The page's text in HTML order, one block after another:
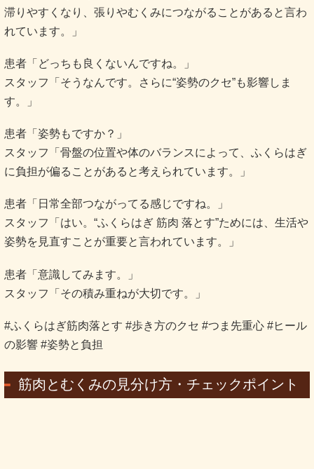
滞りやすくなり、張りやむくみにつながることがあると言わ
れています。」
患者「どっちも良くないんですね。」
スタッフ「そうなんです。さらに“姿勢のクセ”も影響しま
す。」
患者「姿勢もですか？」
スタッフ「骨盤の位置や体のバランスによって、ふくらはぎ
に負担が偏ることがあると考えられています。」
患者「日常全部つながってる感じですね。」
スタッフ「はい。“ふくらはぎ 筋肉 落とす”ためには、生活や
姿勢を見直すことが重要と言われています。」
患者「意識してみます。」
スタッフ「その積み重ねが大切です。」
#ふくらはぎ筋肉落とす #歩き方のクセ #つま先重心 #ヒール
の影響 #姿勢と負担
筋肉とむくみの見分け方・チェックポイント